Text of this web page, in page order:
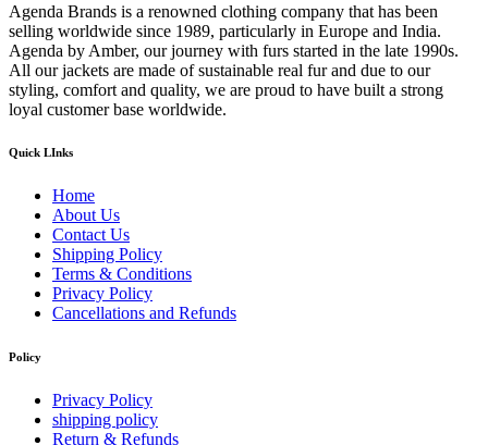
Agenda Brands is a renowned clothing company that has been
selling worldwide since 1989, particularly in Europe and India.
Agenda by Amber, our journey with furs started in the late 1990s.
All our jackets are made of sustainable real fur and due to our
styling, comfort and quality, we are proud to have built a strong
loyal customer base worldwide.
Quick LInks
Home
About Us
Contact Us
Shipping Policy
Terms & Conditions
Privacy Policy
Cancellations and Refunds
Policy
Privacy Policy
shipping policy
Return & Refunds